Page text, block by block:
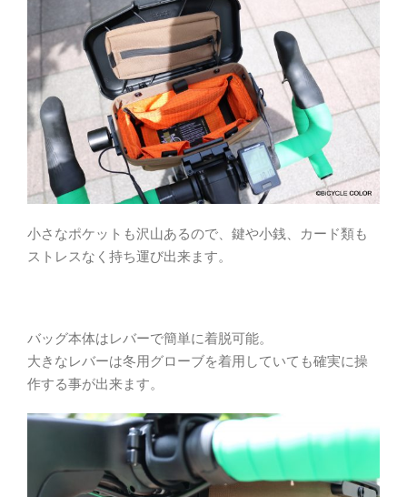
小さなポケットも沢山あるので、鍵や小銭、カード類も
ストレスなく持ち運び出来ます。
バッグ本体はレバーで簡単に着脱可能。
大きなレバーは冬用グローブを着用していても確実に操
作する事が出来ます。